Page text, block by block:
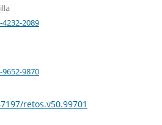
2089
9870
retos.v50.99701